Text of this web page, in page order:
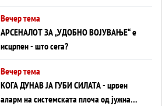
БЕЗ ФРОНТ
Вечер тема
АРСЕНАЛОТ ЗА „УДОБНО ВОЈУВАЊЕ“ е
исцрпен - што сега?
Вечер тема
КОГА ДУНАВ ЈА ГУБИ СИЛАТА - црвен
аларм на системската плоча од јужна